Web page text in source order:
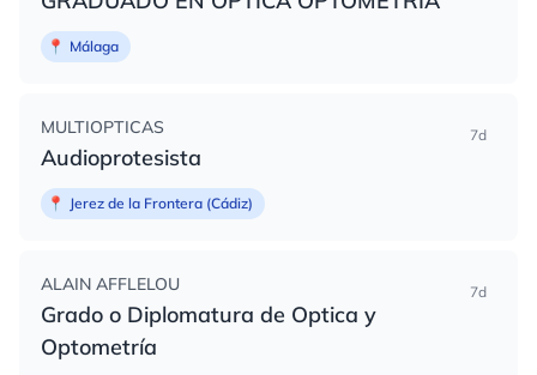
📍 Málaga
MULTIOPTICAS
Audioprotesista
7d
📍 Jerez de la Frontera (Cádiz)
ALAIN AFFLELOU
Grado o Diplomatura de Optica y
Optometría
7d